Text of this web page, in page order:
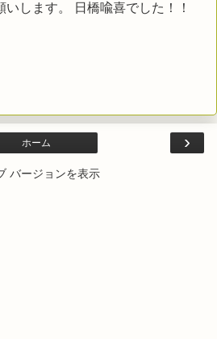
します。 日橋喩喜でした！！
›
ホーム
バージョンを表示